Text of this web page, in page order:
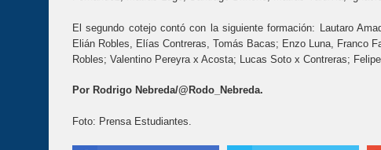
El segundo cotejo contó con la siguiente formación: Lautaro
Elián Robles, Elías Contreras, Tomás Bacas; Enzo Luna, Franco
Robles; Valentino Pereyra x Acosta; Lucas Soto x Contreras;
Por Rodrigo Nebreda/@Rodo_Nebreda.
Foto: Prensa Estudiantes.